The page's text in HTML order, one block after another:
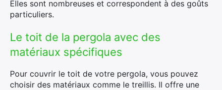
Elles sont nombreuses et correspondent à des goûts
particuliers.
Le toit de la pergola avec des
matériaux spécifiques
Pour couvrir le toit de votre pergola, vous pouvez
choisir des matériaux comme le treillis. Il offre une
×